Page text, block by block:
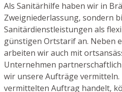
Als Sanitärhilfe haben wir in
Zweigniederlassung, sondern
Sanitärdienstleistungen als
günstigen Ortstarif an. Neben
arbeiten wir auch mit
Unternehmen
wir unsere Aufträge vermitteln.
vermittelten Auftrag handelt,